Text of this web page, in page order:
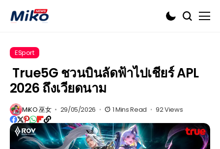
ESport
True5G ชวนบินลัดฟ้าไปเชียร์ APL
2026 ถึงเวียดนาม
MiKO 巫女 29/05/2026 1 Mins Read 92 Views